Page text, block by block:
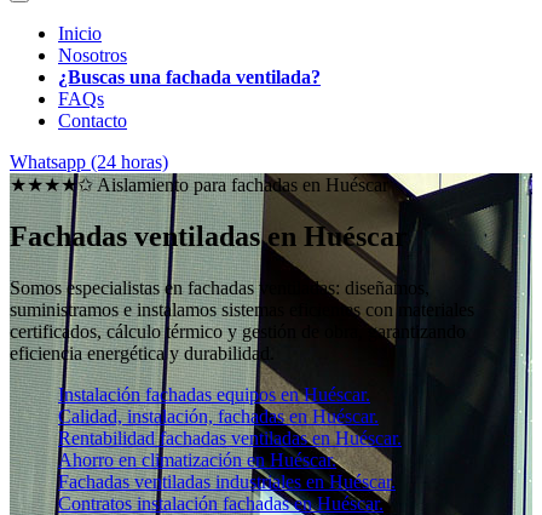
Inicio
Nosotros
¿Buscas una fachada ventilada?
FAQs
Contacto
Whatsapp (24 horas)
★★★★✩ Aislamiento para fachadas en Huéscar
Fachadas ventiladas en Huéscar
Somos especialistas en fachadas ventiladas: diseñamos,
suministramos e instalamos sistemas eficientes con materiales
certificados, cálculo térmico y gestión de obra, garantizando
eficiencia energética y durabilidad.
Instalación fachadas equipos en Huéscar.
Calidad, instalación, fachadas en Huéscar.
Rentabilidad fachadas ventiladas en Huéscar.
Ahorro en climatización en Huéscar.
Fachadas ventiladas industriales en Huéscar.
Contratos instalación fachadas en Huéscar.